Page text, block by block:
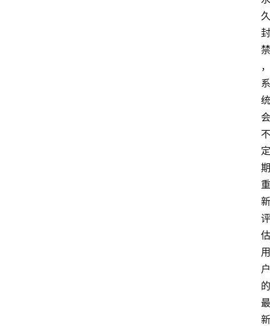
久
封
禁
，
系
统
会
不
定
期
重
新
评
估
用
户
的
最
新